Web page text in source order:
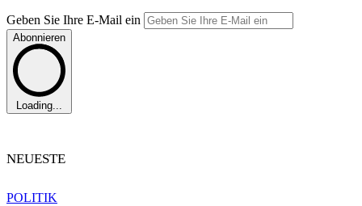
Geben Sie Ihre E-Mail ein
Abonnieren
Loading...
NEUESTE
POLITIK